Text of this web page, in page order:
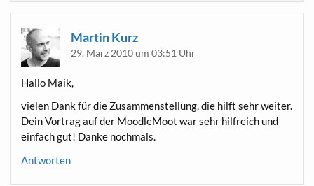
Martin Kurz
29. März 2010 um 03:51 Uhr
Hal­lo Maik,
vie­len Dank für die Zusam­men­stel­lung, die hilft sehr wei­ter.
Dein Vor­trag auf der Mood­le­Moot war sehr hilf­reich und
ein­fach gut! Dan­ke nochmals.
Antworten